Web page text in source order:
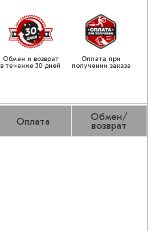
Обмен и возврат
в течение 30 дней
Оплата при
получении заказа
Оплата Обмен/
возврат